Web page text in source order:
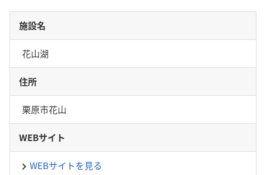
施設名
花山湖
住所
栗原市花山
WEBサイト
WEBサイトを見る